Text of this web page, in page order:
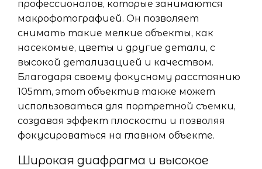
профессионалов, которые занимаются
макрофотографией. Он позволяет
снимать такие мелкие объекты, как
насекомые, цветы и другие детали, с
высокой детализацией и качеством.
Благодаря своему фокусному расстоянию
105mm, этот объектив также может
использоваться для портретной съемки,
создавая эффект плоскости и позволяя
фокусироваться на главном объекте.
Широкая диафрагма и высокое